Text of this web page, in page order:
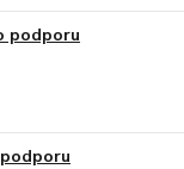
podporu